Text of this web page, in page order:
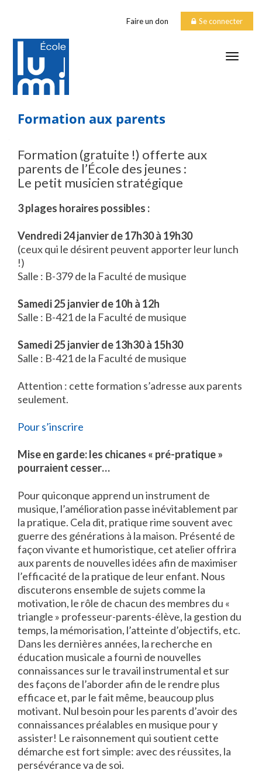
Faire un don Se connecter
Formation aux parents
Formation (gratuite !) offerte aux
parents de l’École des jeunes :
Le petit musicien stratégique
3 plages horaires possibles :
Vendredi 24 janvier de 17h30 à 19h30
(ceux qui le désirent peuvent apporter leur lunch
!)
Salle : B-379 de la Faculté de musique
Samedi 25 janvier de 10h à 12h
Salle : B-421 de la Faculté de musique
Samedi 25 janvier de 13h30 à 15h30
Salle : B-421 de la Faculté de musique
Attention : cette formation s’adresse aux parents
seulement.
Pour s’inscrire
Mise en garde: les chicanes « pré-pratique »
pourraient cesser…
Pour quiconque apprend un instrument de
musique, l’amélioration passe inévitablement par
la pratique. Cela dit, pratique rime souvent avec
guerre des générations à la maison. Présenté de
façon vivante et humoristique, cet atelier offrira
aux parents de nouvelles idées afin de maximiser
l’efficacité de la pratique de leur enfant. Nous
discuterons ensemble de sujets comme la
motivation, le rôle de chacun des membres du «
triangle » professeur-parents-élève, la gestion du
temps, la mémorisation, l’atteinte d’objectifs, etc.
Dans les dernières années, la recherche en
éducation musicale a fourni de nouvelles
connaissances sur le travail instrumental et sur
des façons de l’aborder afin de le rendre plus
efficace et, par le fait même, beaucoup plus
motivant. Nul besoin pour les parents d’avoir des
connaissances préalables en musique pour y
assister! Le raisonnement qui soutient cette
démarche est fort simple: avec des réussites, la
persévérance va de soi.